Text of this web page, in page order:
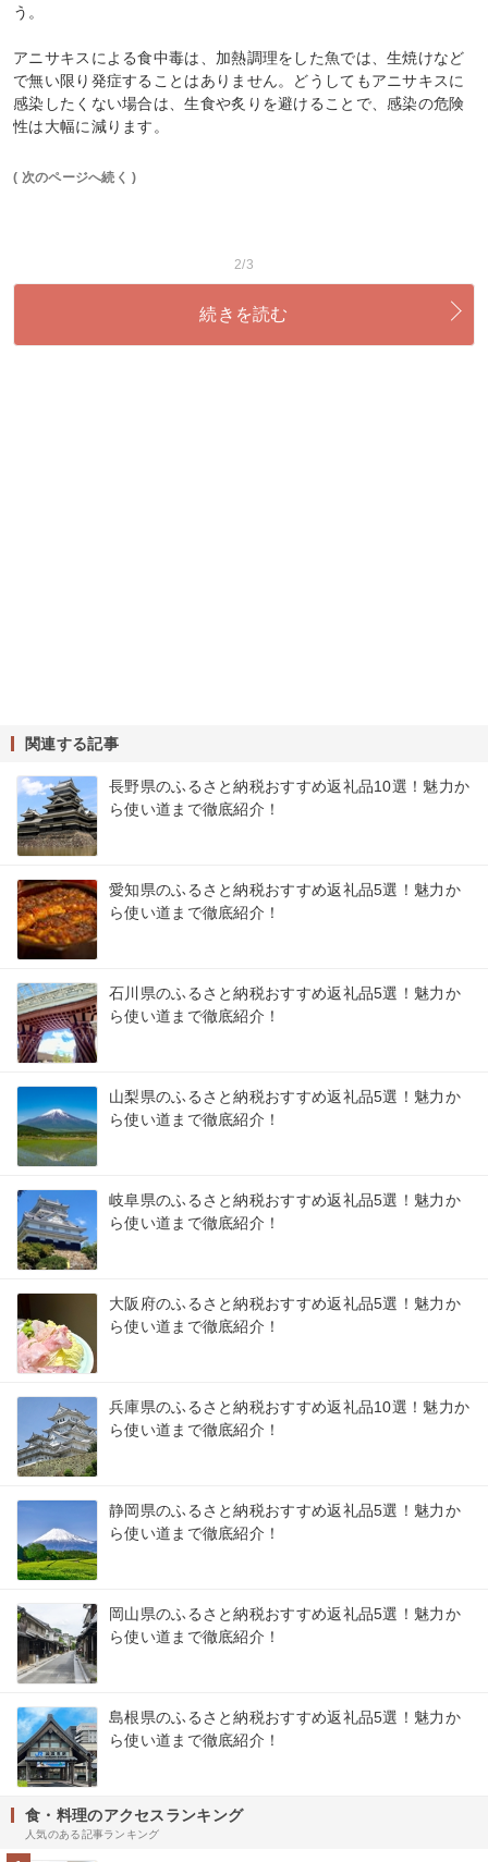
う。
アニサキスによる食中毒は、加熱調理をした魚では、生焼けなど
で無い限り発症することはありません。どうしてもアニサキスに
感染したくない場合は、生食や炙りを避けることで、感染の危険
性は大幅に減ります。
( 次のページへ続く )
2/3
続きを読む
関連する記事
長野県のふるさと納税おすすめ返礼品10選！魅力か
ら使い道まで徹底紹介！
愛知県のふるさと納税おすすめ返礼品5選！魅力か
ら使い道まで徹底紹介！
石川県のふるさと納税おすすめ返礼品5選！魅力か
ら使い道まで徹底紹介！
山梨県のふるさと納税おすすめ返礼品5選！魅力か
ら使い道まで徹底紹介！
岐阜県のふるさと納税おすすめ返礼品5選！魅力か
ら使い道まで徹底紹介！
大阪府のふるさと納税おすすめ返礼品5選！魅力か
ら使い道まで徹底紹介！
兵庫県のふるさと納税おすすめ返礼品10選！魅力か
ら使い道まで徹底紹介！
静岡県のふるさと納税おすすめ返礼品5選！魅力か
ら使い道まで徹底紹介！
岡山県のふるさと納税おすすめ返礼品5選！魅力か
ら使い道まで徹底紹介！
島根県のふるさと納税おすすめ返礼品5選！魅力か
ら使い道まで徹底紹介！
食・料理のアクセスランキング
人気のある記事ランキング